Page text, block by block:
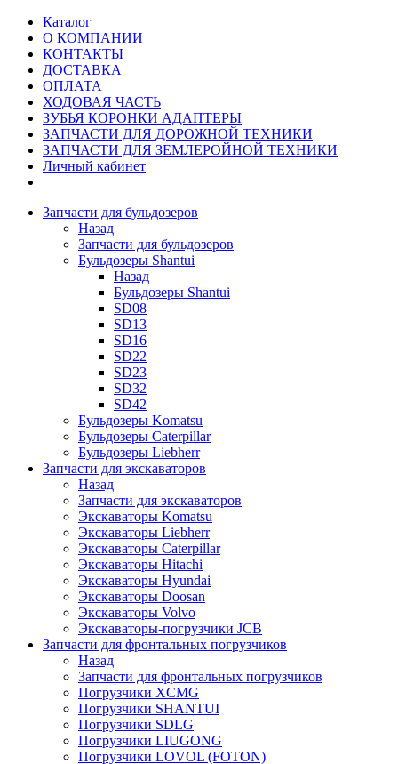
Каталог
О КОМПАНИИ
КОНТАКТЫ
ДОСТАВКА
ОПЛАТА
ХОДОВАЯ ЧАСТЬ
ЗУБЬЯ КОРОНКИ АДАПТЕРЫ
ЗАПЧАСТИ ДЛЯ ДОРОЖНОЙ ТЕХНИКИ
ЗАПЧАСТИ ДЛЯ ЗЕМЛЕРОЙНОЙ ТЕХНИКИ
Личный кабинет
Запчасти для бульдозеров
Назад
Запчасти для бульдозеров
Бульдозеры Shantui
Назад
Бульдозеры Shantui
SD08
SD13
SD16
SD22
SD23
SD32
SD42
Бульдозеры Komatsu
Бульдозеры Caterpillar
Бульдозеры Liebherr
Запчасти для экскаваторов
Назад
Запчасти для экскаваторов
Экскаваторы Komatsu
Экскаваторы Liebherr
Экскаваторы Caterpillar
Экскаваторы Hitachi
Экскаваторы Hyundai
Экскаваторы Doosan
Экскаваторы Volvo
Экскаваторы-погрузчики JCB
Запчасти для фронтальных погрузчиков
Назад
Запчасти для фронтальных погрузчиков
Погрузчики XCMG
Погрузчики SHANTUI
Погрузчики SDLG
Погрузчики LIUGONG
Погрузчики LOVOL (FOTON)